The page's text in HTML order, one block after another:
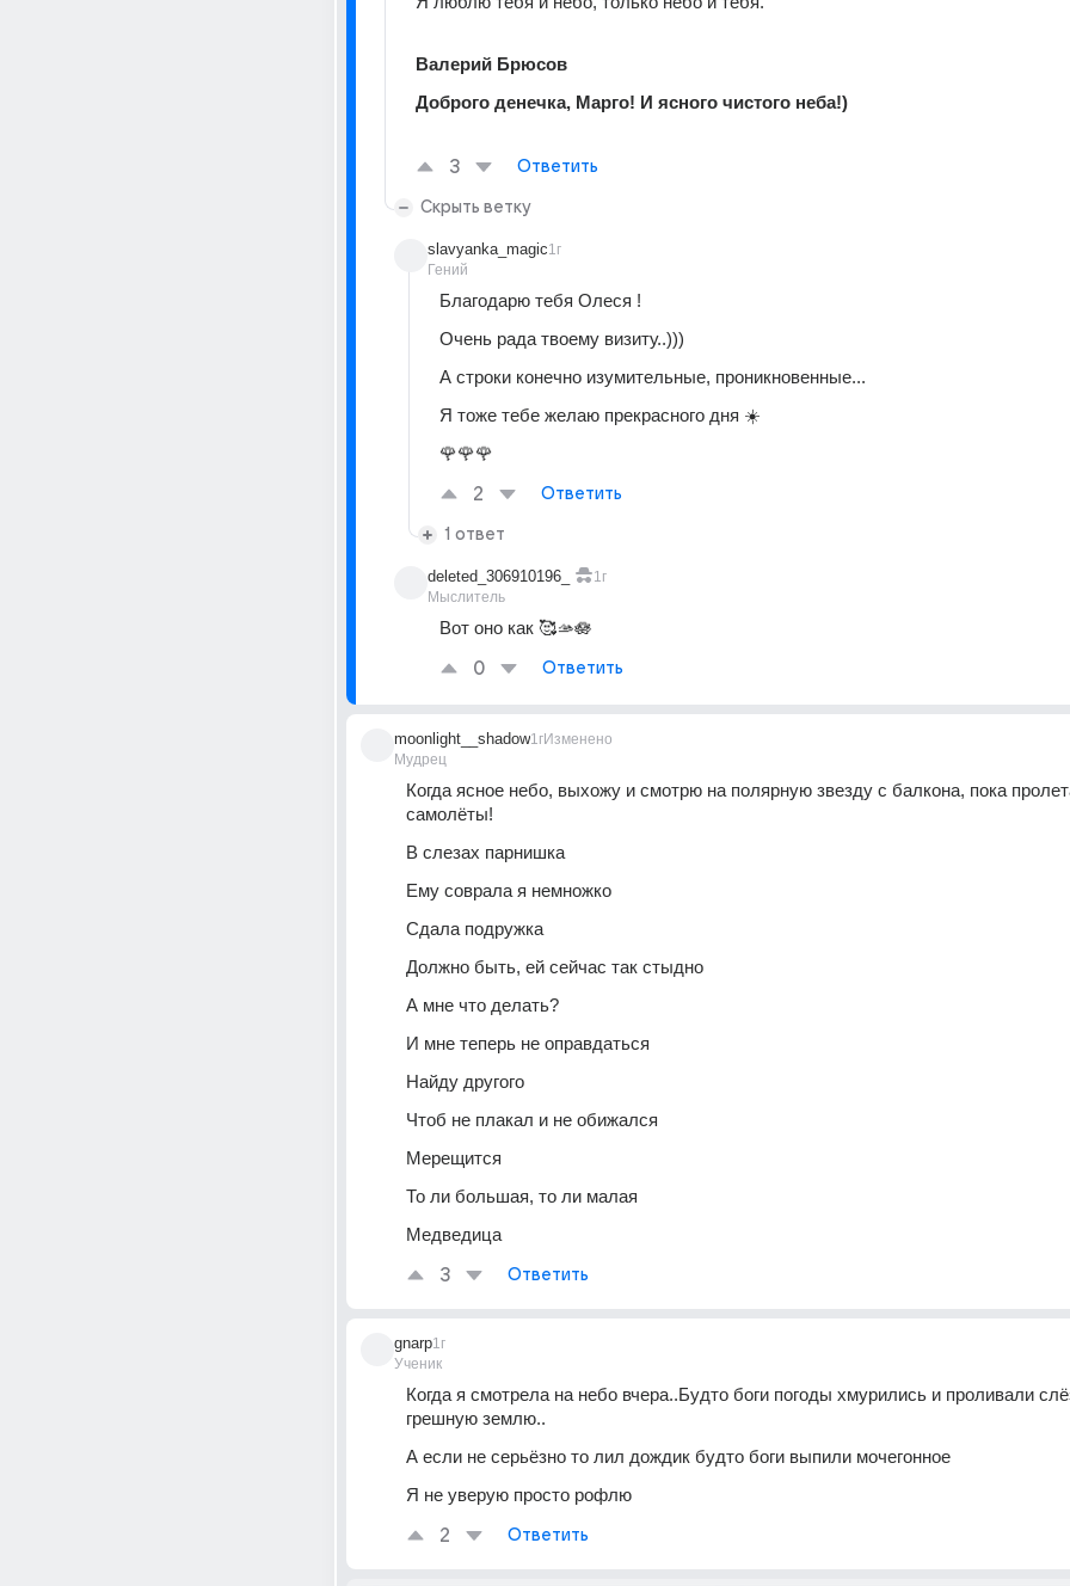
Валерий Брюсов
Доброго денечка, Марго! И ясного чистого неба!)
3 Ответить
Скрыть ветку
slavyanka_magic
Гений
1г
Благодарю тебя Олеся !
Очень рада твоему визиту..)))
А строки конечно изумительные, проникновенные...
Я тоже тебе желаю прекрасного дня ☀️
🌹🌹🌹
2 Ответить
1 ответ
deleted_306910196_
Мыслитель
1г
Вот оно как 🥰🫴🪷
0 Ответить
moonlight__shadow
Мудрец
1гИзменено
Когда ясное небо, выхожу и смотрю на полярную звезду с балкона, пока
самолёты!
В слезах парнишка
Ему соврала я немножко
Сдала подружка
Должно быть, ей сейчас так стыдно
А мне что делать?
И мне теперь не оправдаться
Найду другого
Чтоб не плакал и не обижался
Мерещится
То ли большая, то ли малая
Медведица
3 Ответить
gnarp
Ученик
1г
Когда я смотрела на небо вчера..Будто боги погоды хмурились и проливали
грешную землю..
А если не серьёзно то лил дождик будто боги выпили мочегонное
Я не уверую просто рофлю
2 Ответить